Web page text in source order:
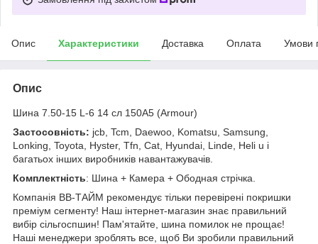
Опис Характеристики Доставка Оплата Умови
Опис
Шина 7.50-15 L-6 14 сл 150А5 (Armour)
Застосовність: jcb, Tcm, Daewoo, Komatsu, Samsung,
Lonking, Toyota, Hyster, Tfn, Cat, Hyundai, Linde, Heli u і
багатьох інших виробників навантажувачів.
Комплектність: Шина + Камера + Ободная стрічка.
Компанія ВВ-ТАЙМ рекомендує тільки перевірені покришки
преміум сегменту! Наш інтернет-магазин знає правильний
вибір сільгоспшин! Пам'ятайте, шина помилок не прощає!
Наші менеджери зроблять все, щоб Ви зробили правильний